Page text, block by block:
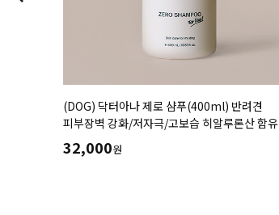
(DOG) 닥터아나 제로 샴푸(400ml) 반려견
피부장벽 강화/저자극/고보습 히알루론산 함유
32,000원